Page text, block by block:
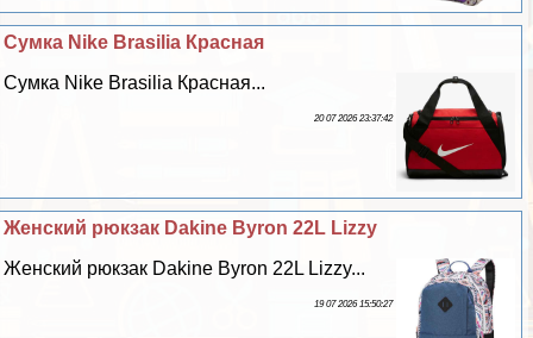
Сумка Nike Brasilia Красная
Сумка Nike Brasilia Красная...
20 07 2026 23:37:42
Женский рюкзак Dakine Byron 22L Lizzy
Женский рюкзак Dakine Byron 22L Lizzy...
19 07 2026 15:50:27